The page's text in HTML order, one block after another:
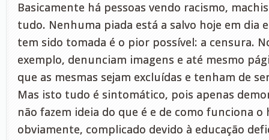
Basicamente há pessoas vendo racismo,
tudo. Nenhuma piada está a salvo hoje em dia
tem sido tomada é o pior possível: a censura.
exemplo, denunciam imagens e até mesmo
que as mesmas sejam excluídas e tenham de
Mas isto tudo é sintomático, pois apenas
não fazem ideia do que é e de como funciona
obviamente, complicado devido à educação